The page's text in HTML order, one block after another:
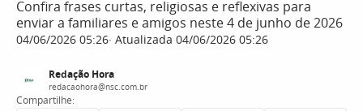
Confira frases curtas, religiosas e reflexivas para
enviar a familiares e amigos neste 4 de junho de 2026
04/06/2026 05:26 Atualizada 04/06/2026 05:26
Redação Hora
redacaohora@nsc.com.br
Compartilhe: